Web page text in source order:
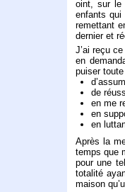
oint, sur le
enfants qui
remettant
dernier et
J’ai reçu
en
puiser
de
en me
en
en
Après la
temps que
pour une
totalité
maison